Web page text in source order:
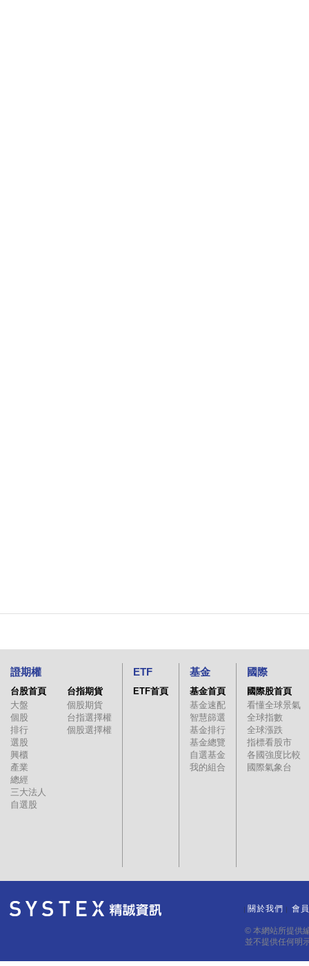
證期權
台股首頁
大盤
個股
排行
選股
興櫃
產業
總經
三大法人
自選股
台指期貨
個股期貨
台指選擇權
個股選擇權
ETF
ETF首頁
基金
基金首頁
基金速配
智慧篩選
基金排行
基金總覽
自選基金
我的組合
國際
國際股首頁
看懂全球景氣
全球指數
全球漲跌
指標看股市
各國強度比較
國際氣象台
關於我們 會
© 本網站所提供
並不提供任何明